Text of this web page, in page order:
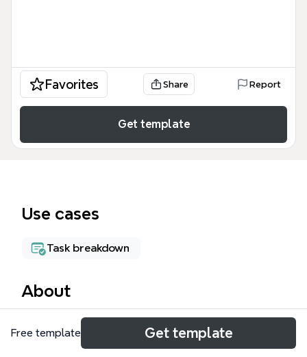
Favorites Share Report
Get template
Use cases
Task breakdown
About
この「計画とレビュー」マインドマップテンプレート
は、日次・週次・月次の計画とレビューを体系的に管
Free template Get template